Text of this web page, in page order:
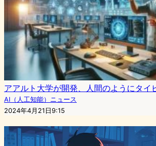
アアルト大学が開発、人間のようにタイ
AI（人工知能）ニュース
2024年4月21日9:15